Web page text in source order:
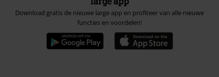
Download gratis de nieuwe large app en profiteer van alle nieuwe
functies en voordelen!